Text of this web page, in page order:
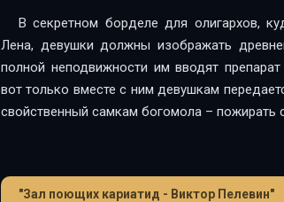
В секретном борделе для олигархов,
Лена, девушки должны изображать
полной неподвижности им вводят
вот только вместе с ним девушкам
свойственный самкам богомола – пожирать
"Зал поющих кариатид - Виктор Пелевин"